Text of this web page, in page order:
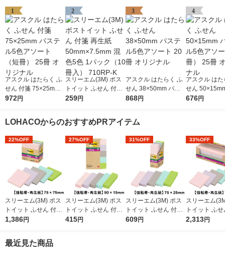
1
アスクル はたらく ふ
せん 付箋 75×25mm
パステル5色アソート
972円
2
スリーエム(3M) ポス
トイット ふせん 付箋
再生紙 50mm×7.5mm
259円
3
アスクル はたらく ふ
せん 38×50mm パス
テル5色アソート 20冊
868円
4
アスクル は
せん
テル5色アソ
676円
LOHACOからのおすすめPRアイテム
22%OFF
スリーエム(3M) ポス
トイット ふせん 付箋
強粘着・再生紙 ノー
冊入） 654-5SSAP2
1,386円
27%OFF
スリーエム(3M) ポス
トイット ふせん 付箋
強粘着・再生紙 見出
415円
31%OFF
スリーエム(3M) ポス
トイット ふせん 付箋
強粘着・再生紙 75m
609円
33%OFF
スリーエム
トイット ふ
強粘着・再生
2,313円
最近見た商品